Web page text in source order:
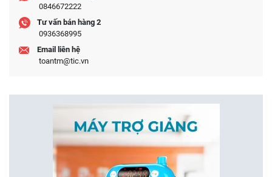
0846672222
Tư vấn bán hàng 2
0936368995
Email liên hệ
toantm@tic.vn